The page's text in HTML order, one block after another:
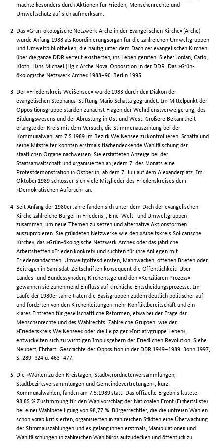
machte besonders durch Aktionen für Frieden, Menschenrechte und
Umweltschutz auf sich aufmerksam.
Das »Grün-ökologische Netzwerk Arche in der Evangelischen Kirche« (Arche)
wurde Anfang 1988 als Koordinierungsorgan für die zahlreichen Umweltgruppen
und Umweltbibliotheken, die häufig unter dem Dach der evangelischen Kirchen
über die ganze DDR verteilt existierten, ins Leben gerufen. Siehe: Jordan, Carlo;
Kloth, Hans Michael (Hg.): Arche Nova. Opposition in der DDR . Das »Grün-
ökologische Netzwerk Arche« 1988–90. Berlin 1995.
Der »Friedenskreis Weißensee« wurde 1983 durch den Diakon der
evangelischen Stephanus-Stiftung Mario Schatta gegründet. Im Mittelpunkt der
Oppositionsgruppe standen zunächst Fragen der Wehrdienstverweigerung, des
Bildungswesens und der Abrüstung in Ost und West. Größere Bekanntheit
erlangte der Kreis mit dem Versuch, die Stimmenauszählung bei der
Kommunalwahl am 7.5.1989 im Bezirk Weißensee zu kontrollieren. Schatta und
seine Mitstreiter konnten erstmals flächendeckende Wahlfälschung der
staatlichen Organe nachweisen. Sie erstatteten Anzeige bei der
Staatsanwaltschaft und organisierten an jedem 7. des Monats eine
Protestdemonstration in Ostberlin, ab dem 7. Juli auf dem Alexanderplatz. Im
Oktober 1989 schlossen sich viele Mitglieder des Friedenskreises dem
»Demokratischen Aufbruch« an.
Seit Anfang der 1980er Jahre fanden sich unter dem Dach der evangelischen
Kirche zahlreiche Bürger in Friedens-, Eine-Welt- und Umweltgruppen
zusammen, um neue Themen zu setzen und alternative Aktionsformen
auszuprobieren. Sie gründeten Netzwerke wie den »Arbeitskreis Solidarische
Kirche«, das »Grün-ökologische Netzwerk Arche« oder das jährliche
Arbeitstreffen »Frieden konkret« und suchten für ihre Anliegen mit
Friedensandachten, Umweltgottesdiensten, Mahnwachen, offenen Briefen oder
Beiträgen in Samisdat-Zeitschriften konsequent die Öffentlichkeit. Über
Landes- und Bundessynoden, Kirchentage und den »Konziliaren Prozess«
gewannen sie zunehmend Einfluss auf kirchliche Entscheidungsprozesse. Im
Laufe der 1980er Jahre traten die Basisgruppen zudem deutlich politischer auf
und forderten von den Kirchenleitungen mehr Konfliktbereitschaft und ein
klares Eintreten für gesellschaftliche Reformen, etwa bei der Frage der
Menschenrechte und des Wahlrechts. Zahlreiche Gruppen, wie der
»Friedenskreis Weißensee« oder die Leipziger »Initiativgruppe Leben«,
entwickelten sich zu wichtigen Impulsgebern der Friedlichen Revolution. Siehe
Neubert, Ehrhart: Geschichte der Opposition in der DDR 1949–1989. Bonn 1997,
S. 289–324 u. 463–477.
Die »Wahlen zu den Kreistagen, Stadtverordnetenversammlungen,
Stadtbezirksversammlungen und Gemeindevertretungen«, kurz:
Kommunalwahlen, fanden am 7.5.1989 statt. Das offizielle Ergebnis lautete:
98,85 % Zustimmung für den Wahlvorschlag der Nationalen Front (Einheitsliste)
bei einer Wahlbeteiligung von 98,77 %. Bürgerrechtler, die die unfreien Wahlen
schon vorab kritisierten, organisierten in zahlreichen Städten eine Überwachung
der Stimmauszählungen und es gelang ihnen erstmals, Manipulationen und
Wahlfälschungen in zahlreichen Wahlbüros aufzudecken und öffentlich zu